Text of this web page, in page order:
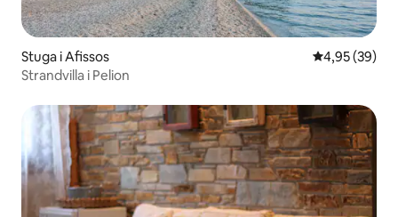
Stuga i Afissos 4,95 av 5 i
4,95 (39)
Strandvilla i Pelion